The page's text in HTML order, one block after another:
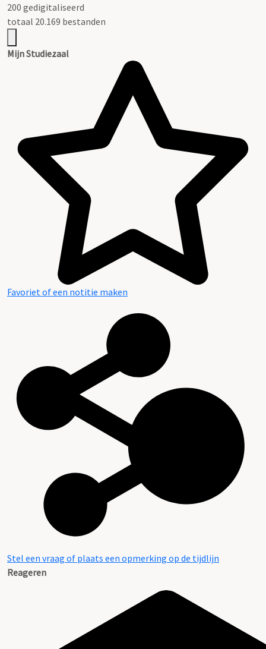
200 gedigitaliseerd
totaal 20.169 bestanden
Mijn Studiezaal
Favoriet of een notitie maken
Stel een vraag of plaats een opmerking op de tijdlijn
Reageren